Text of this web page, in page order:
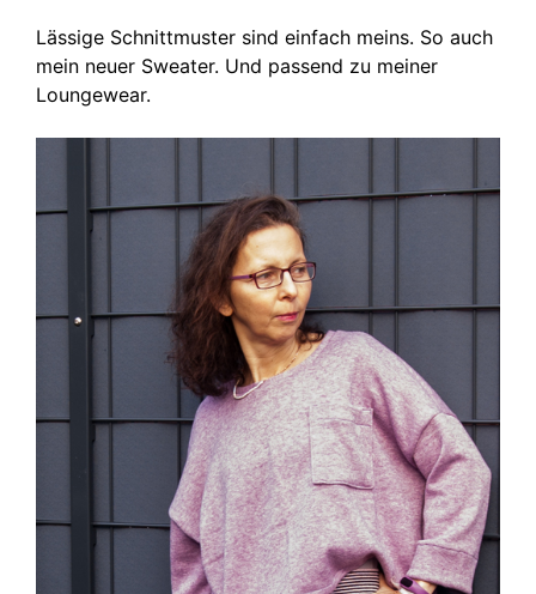
Lässige Schnittmuster sind einfach meins. So auch
mein neuer Sweater. Und passend zu meiner
Loungewear.